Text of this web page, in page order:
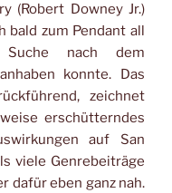
(Robert Downey Jr.)
bald zum Pendant all
Suche nach dem
konnte. Das
zeichnet
erschütterndes
auf San
viele Genrebeiträge
dafür eben ganz nah.